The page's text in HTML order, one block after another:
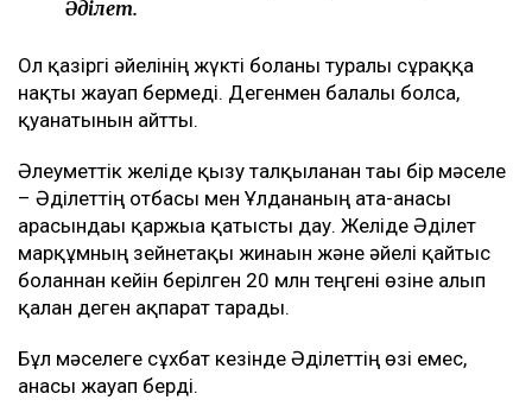
Әділет.
Ол қазіргі әйелінің жүкті болғаны туралы сұраққа
нақты жауап бермеді. Дегенмен балалы болса,
қуанатынын айтты.
Әлеуметтік желіде қызу талқыланған тағы бір мәселе
– Әділеттің отбасы мен Ұлдананың ата-анасы
арасындағы қаржыға қатысты дау. Желіде Әділет
марқұмның зейнетақы жинағын және әйелі қайтыс
болғаннан кейін берілген 20 млн теңгені өзіне алып
қалған деген ақпарат тарады.
Бұл мәселеге сұхбат кезінде Әділеттің өзі емес,
анасы жауап берді.